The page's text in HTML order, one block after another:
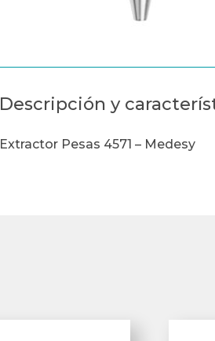
Descripción y
Extractor Pesas 4571 – Medesy